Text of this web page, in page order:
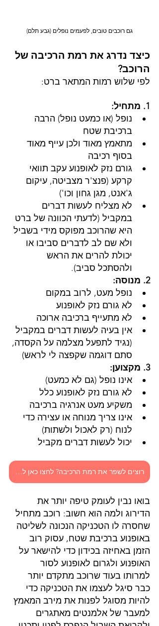
גם רוכבים טובים, לפעמים נופלים (גבע תלם)
כיצד נדרג את רמת הרכיבה של
הרוכב?
לפי שלוש רמות המתאר ברט:
1. מתחיל:
נופל (או כמעט נופל) הרבה
ברכיבת שטח
מתאמץ מאוד ולכן עייף מאוד
בסוף רכיבה
גורם נזק לאופנוע עקב תוואי
קרקע (פנצ'ר מצביטה, עיקום
ג'אנט, מגן גחון וכו')
לא מצליח לעשות דברים
במקביל (לדעתי הכוונה של ברט
היא שהרוכב מפוקס מידי בשביל
ולא שם לב לדברים סביבו או
יכולת להרים את הראש
ולהסתכל סביב).
2. מנוסה:
נופל מעט, לרוב במקום
לא גורם נזק לאופנוע
לא מתעייף ברכיבה ארוכה
אין בעיה לעשות דברים במקביל
(נגיד לתפעל מצלמה על הקסדה,
סתם דוגמה שקפצה לי לראש)
3. מקצוען:
אינו נופל (גם לא כמעט)
לא גורם נזק לאופנוע כלל
משקיע מעט אנרגיה ברכיבה
אינו צריך מנוחה או עצירה כדי
לנוח (רק לאכול ולשתות)
יכול לעשות דברים מקביל
רוצים לשפר את רמת הרכיבה? לחצו כאן למדריך קורסי האדוונצ'ר המומלצים
בואו נבין לעומק טיפה יותר את
הדירוג ולמה הוא חשוב: רוכב מתחיל
שחסרה לו הטכניקה הנכונה לשליטה
באופנוע ברכיבת שטח, עסוק רוב
הזמן באחיזה בכידון כדי להישאר על
האופנוע ולגרום לאופנוע לסור
למרותו בעוד שרוכב מתקדם יותר
כבר סיגל לעצמו את הטכניקה כדי
להיות מסוגל לפנות את מירב המאמץ
למעבר של אלמנטים מאתגרים